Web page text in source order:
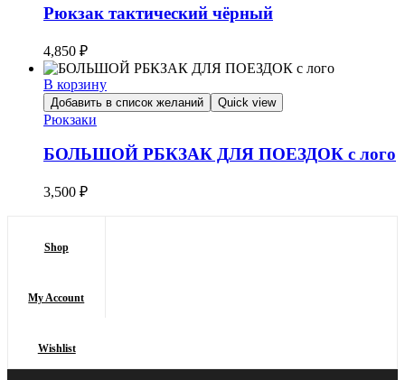
Рюкзак тактический чёрный
4,850 ₽
В корзину
Добавить в список желаний Quick view
Рюкзаки
БОЛЬШОЙ РБКЗАК ДЛЯ ПОЕЗДОК с лого
3,500 ₽
Shop
My Account
Wishlist